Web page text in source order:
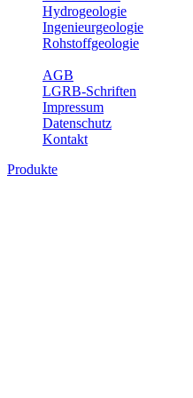
Hydrogeologie
Ingenieurgeologie
Rohstoffgeologie
AGB
LGRB-Schriften
Impressum
Datenschutz
Kontakt
Produkte